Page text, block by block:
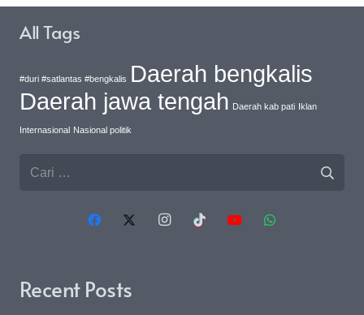
Recent Posts
All Tags
#duri #satlantas #bengkalis Daerah bengkalis
Daerah jawa tengah Daerah kab pati Iklan
Internasional Nasional politik
Cari